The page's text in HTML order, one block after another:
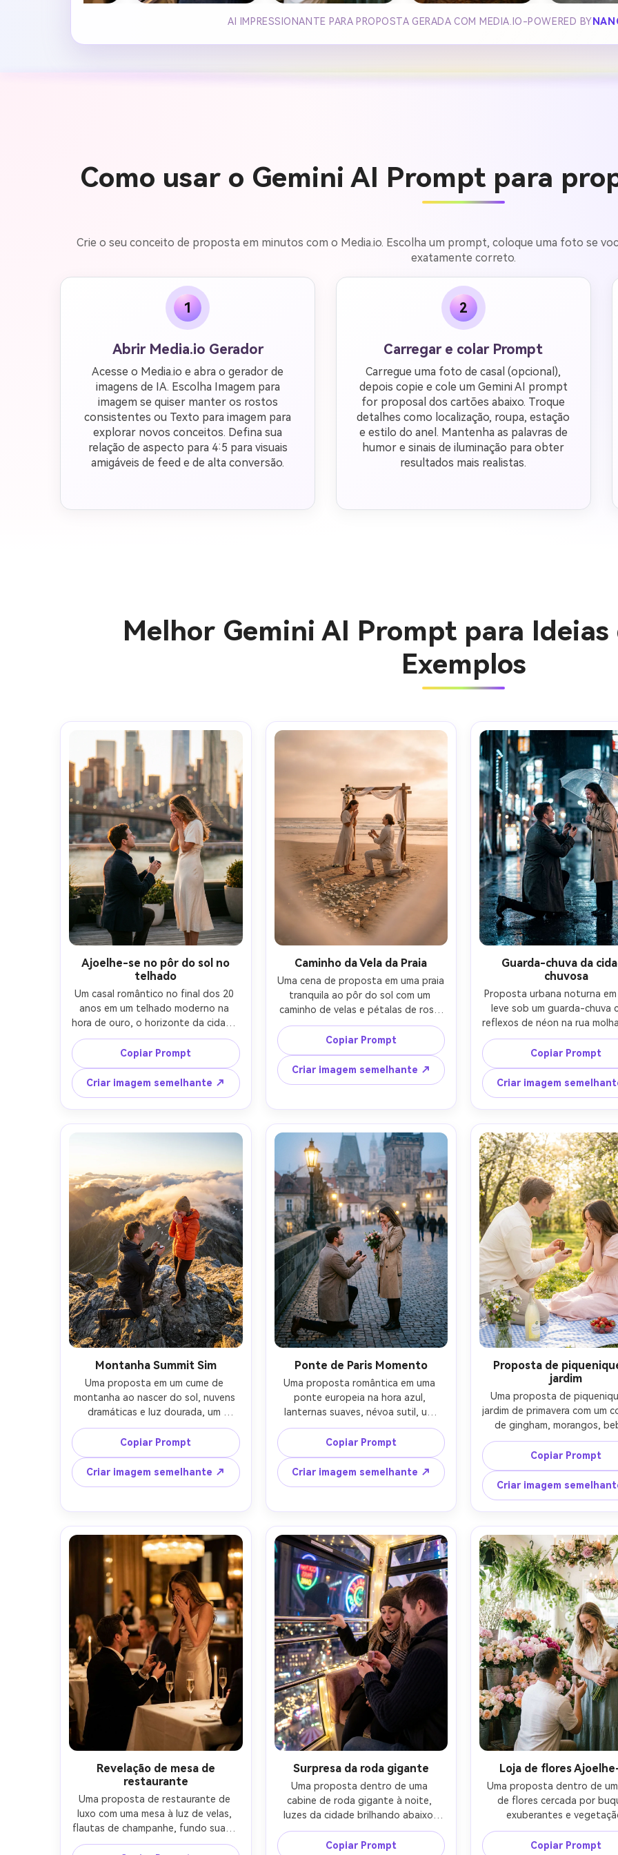
AI IMPRESSIONANTE PARA PROPOSTA GERADA COM MEDIA.IO-POWERED BY
Como usar o Gemini AI Prompt para
Crie o seu conceito de proposta em minutos com o Media.io. Escolha um prompt, coloque uma foto se
exatamente correto.
1
Abrir Media.io Gerador
Acesse o Media.io e abra o gerador de
imagens de IA. Escolha Imagem para
imagem se quiser manter os rostos
consistentes ou Texto para imagem para
explorar novos conceitos. Defina sua
relação de aspecto para 4:5 para visuais
amigáveis de feed e de alta conversão.
2
Carregar e colar Prompt
Carregue uma foto de casal (opcional),
depois copie e cole um Gemini AI prompt
for proposal dos cartões abaixo. Troque
detalhes como localização, roupa, estação
e estilo do anel. Mantenha as palavras de
humor e sinais de iluminação para obter
resultados mais realistas.
Melhor Gemini AI Prompt para
Exemplos
Ajoelhe-se no pôr do sol no
telhado
Um casal romântico no final dos 20
anos em um telhado moderno na
hora de ouro, o horizonte da cidade
brilhando atrás deles, um parceiro
ajoelhado e abrindo uma caixa de
anel de veludo, o outro cobrindo a
boca em alegria surpresa, roupas
semi-formais elegantes, vento
suave no cabelo, luz quente da
borda, sensação documental
bokeh cremoso, textura da pele
fotorealista, fotografia de
engajamento editorial
Copiar Prompt
Criar imagem semelhante ↗
Caminho da Vela da Praia
Uma cena de proposta em uma praia
tranquila ao pôr do sol com um
caminho de velas e pétalas de rosa
branca que levam a uma pequena
configuração, um parceiro ajoelhado
na areia segurando um anel, ondas
suaves e céu de pêssego, roupas de
linho, descalço, contato visual
névoa suave, Canon R5 50mm f/1.2,
enquadramento de corpo inteiro,
sombras naturais, ultra-realista,
classificação cinematográfica
romântica-AR 4:5
Copiar Prompt
Criar imagem semelhante ↗
Guarda-chuva da
chuvosa
Proposta urbana noturna em
leve sob um guarda-chuva
reflexos de néon na rua
parceiro ajoelhado com
anel, o outro rindo e
trenchcoats elegantes,
brilhantes, iluminação
cinematográfica
em Nikon Z8 35mm f/1.8 a
olhos, enquadramento de
corpo, detalhes
de filme de alto contraste-
Copiar Prompt
Criar imagem
Montanha Summit Sim
Uma proposta em um cume de
montanha ao nascer do sol, nuvens
dramáticas e luz dourada, um
parceiro ajoelhado em uma
cordilheira rochosa segurando um
anel, o outro usando uma jaqueta
puffer e um boné, lágrimas felizes,
amplo fundo cênico, tirado em Sony
paisagem expansiva, detalhes
nítidos, classificação de cores
naturais, fotografia de aventura ao
ar livre ultra-realista-AR 4:5
Copiar Prompt
Criar imagem semelhante ↗
Ponte de Paris Momento
Uma proposta romântica em uma
ponte europeia na hora azul,
lanternas suaves, névoa sutil, um
parceiro ajoelhado com caixa de
anel, o outro segurando um buquê e
sorrindo em descrença, casacos
chiques e lenço, composição
elegante, Leica SL2 50mm f/1.4,
cremoso, estilo de engajamento de
viagem editorial fotorealista,
iluminação cinematográfica suave-
AR 4:5
Copiar Prompt
Criar imagem semelhante ↗
Proposta de
jardim
Uma proposta de
jardim de primavera com um
de gingham, morangos,
espumante e flores
parceiro ajoelhado ao lado
cobertor segurando uma
anel, o outro sentado com as
nas bochechas, roupas
solar suave através das
Canon R6 35mm f/1.4,
enquadramento de estilo
sincero, texturas
classificação de cores
arejadas-AR 4:5
Copiar Prompt
Criar imagem
Revelação de mesa de
restaurante
Uma proposta de restaurante de
luxo com uma mesa à luz de velas,
flautas de champanhe, fundo suave
conversa desfocado, um parceiro
Surpresa da roda gigante
Uma proposta dentro de uma
cabine de roda gigante à noite,
luzes da cidade brilhando abaixo,
um parceiro ajoelhado com caixa de
anel, o outro segurando o trilho da
Copiar Prompt
Loja de flores
Uma proposta dentro de
de flores cercada por
exuberantes e
pendurada, um parceiro
entre baldes de rosas e
Copiar Prompt